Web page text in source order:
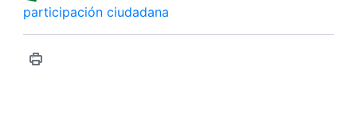
participación ciudadana